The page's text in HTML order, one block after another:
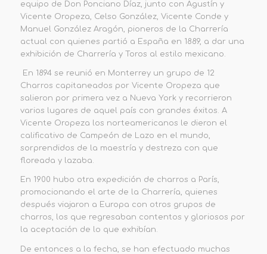
equipo de Don Ponciano Díaz, junto con Agustín y
Vicente Oropeza, Celso González, Vicente Conde y
Manuel González Aragón, pioneros de la Charrería
actual con quienes partió a España en 1889, a dar una
exhibición de Charrería y Toros al estilo mexicano.
En 1894 se reunió en Monterrey un grupo de 12
Charros capitaneados por Vicente Oropeza que
salieron por primera vez a Nueva York y recorrieron
varios lugares de aquel país con grandes éxitos. A
Vicente Oropeza los norteamericanos le dieron el
calificativo de Campeón de Lazo en el mundo,
sorprendidos de la maestría y destreza con que
floreada y lazaba.
En 1900 hubo otra expedición de charros a París,
promocionando el arte de la Charrería, quienes
después viajaron a Europa con otros grupos de
charros, los que regresaban contentos y gloriosos por
la aceptación de lo que exhibían.
De entonces a la fecha, se han efectuado muchas